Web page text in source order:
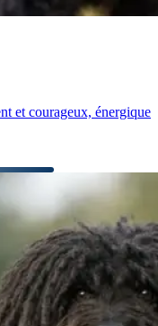
et courageux, énergique